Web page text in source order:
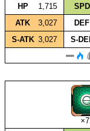
HP
1,715 SPD
ATK
3,027 DEF
S‑ATK 3,027